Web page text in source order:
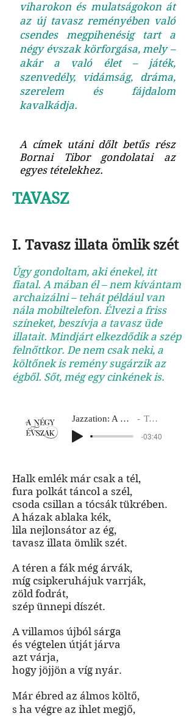
viharokon és mulatságokon át
az új tavasz reményében való
csendes megpihenésig tart a
négy évszak körforgása, mely –
akár a való élet – játék,
szenvedély, vidámság, dráma,
szerelem és fájdalom
kavalkádja.
A címek utáni dőlt betűs rész
Bornai Tibor gondolatai az
egyes tételekhez.
TAVASZ
I. Tavasz illata ömlik szét
Úgy gondoltam, aki énekel, itt
fiatal. A mában él – nem kívántam
archaizálni – tehát például van
nála mobiltelefon. Élvezi a friss
színeket, beszívja a tavasz üde
illatait. Mindjárt elkezdődik a szép
felnőttkor. De nem csak neki, a
költőnek is remény sugárzik az
égből. Sőt, még egy cinkének is.
Halk emlék már csak a tél,
fura polkát táncol a szél,
csoda csillan a tócsák tükrében.
A házak ablaka kék,
lila nejlonsátor az ég,
tavasz illata ömlik szét.
A téren a fák még árvák,
míg csipkeruhájuk varrják,
zöld fodrát,
szép ünnepi díszét.
A villamos újból sárga
és végtelen útját járva
azt várja,
hogy jöjjön a víg nyár.
Már ébred az álmos költő,
s ha végre az ihlet megjő,
Jazzation: A négy évszak Tavasz 1
-03:40